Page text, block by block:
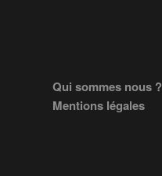
FooterQui sommes nous ?
Mentions légales